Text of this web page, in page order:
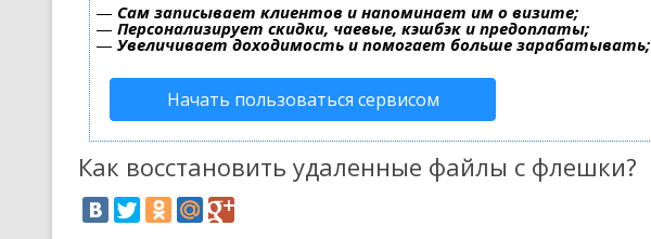
— Сам записывает клиентов и напоминает им о визите;
— Персонализирует скидки, чаевые, кэшбэк и предоплаты;
— Увеличивает доходимость и помогает больше зарабатывать;
Начать пользоваться сервисом
Как восстановить удаленные файлы с флешки?